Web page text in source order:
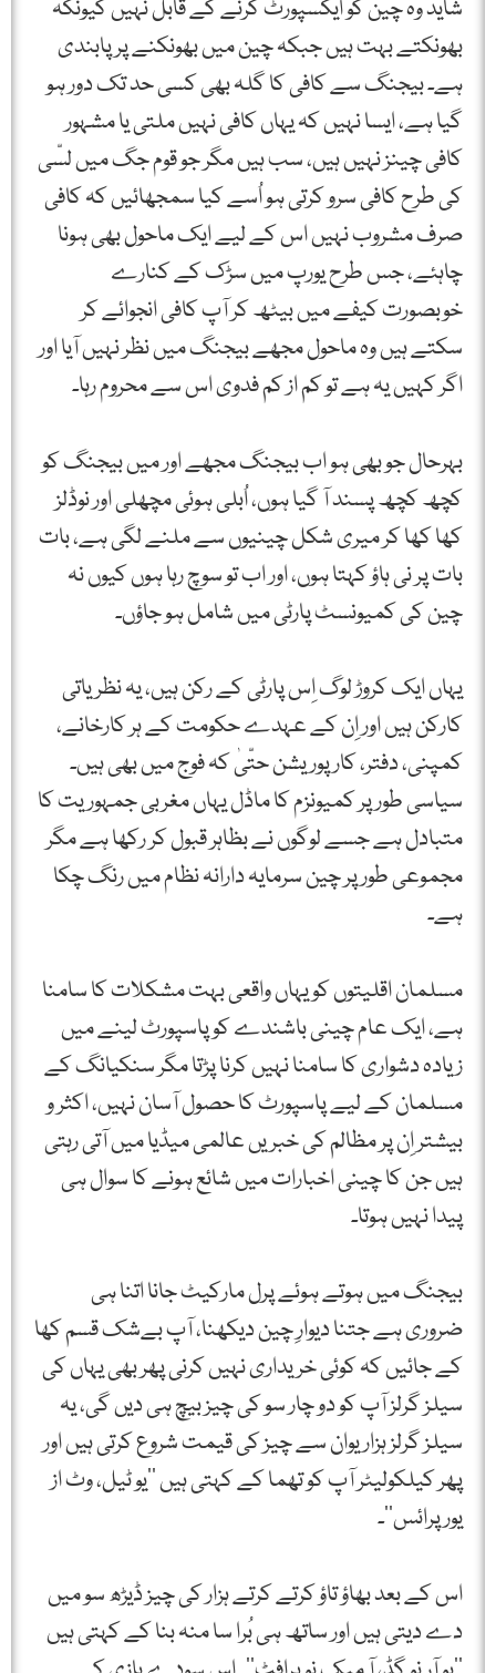
شاید وہ چین کو ایکسپورٹ کرنے کے قابل نہیں کیونکہ
بھونکتے بہت ہیں جبکہ چین میں بھونکنے پر پابندی
ہے۔ بیجنگ سے کافی کا گلہ بھی کسی حد تک دور ہو
گیا ہے، ایسا نہیں کہ یہاں کافی نہیں ملتی یا مشہور
کافی چینز نہیں ہیں، سب ہیں مگر جو قوم جگ میں لسّی
کی طرح کافی سرو کرتی ہو اُسے کیا سمجھائیں کہ کافی
صرف مشروب نہیں اس کے لیے ایک ماحول بھی ہونا
چاہئے، جس طرح یورپ میں سڑک کے کنارے
خوبصورت کیفے میں بیٹھ کر آپ کافی انجوائے کر
سکتے ہیں وہ ماحول مجھے بیجنگ میں نظر نہیں آیا اور
اگر کہیں یہ ہے تو کم از کم فدوی اس سے محروم رہا۔
بہرحال جو بھی ہو اب بیجنگ مجھے اور میں بیجنگ کو
کچھ کچھ پسند آ گیا ہوں، اُبلی ہوئی مچھلی اور نوڈلز
کھا کھا کر میری شکل چینیوں سے ملنے لگی ہے، بات
بات پر نی ہاؤ کہتا ہوں، اور اب تو سوچ رہا ہوں کیوں نہ
چین کی کمیونسٹ پارٹی میں شامل ہو جاؤں۔
یہاں ایک کروڑ لوگ اِس پارٹی کے رکن ہیں، یہ نظریاتی
کارکن ہیں اور اِن کے عہدے حکومت کے ہر کارخانے،
کمپنی، دفتر، کارپوریشن حتّیٰ کہ فوج میں بھی ہیں۔
سیاسی طور پر کمیونزم کا ماڈل یہاں مغربی جمہوریت کا
متبادل ہے جسے لوگوں نے بظاہر قبول کر رکھا ہے مگر
مجموعی طور پر چین سرمایہ دارانہ نظام میں رنگ چکا
ہے۔
مسلمان اقلیتوں کو یہاں واقعی بہت مشکلات کا سامنا
ہے، ایک عام چینی باشندے کو پاسپورٹ لینے میں
زیادہ دشواری کا سامنا نہیں کرنا پڑتا مگر سنکیانگ کے
مسلمان کے لیے پاسپورٹ کا حصول آسان نہیں، اکثر و
بیشتر اِن پر مظالم کی خبریں عالمی میڈیا میں آتی رہتی
ہیں جن کا چینی اخبارات میں شائع ہونے کا سوال ہی
پیدا نہیں ہوتا۔
بیجنگ میں ہوتے ہوئے پرل مارکیٹ جانا اتنا ہی
ضروری ہے جتنا دیوارِ چین دیکھنا، آپ بےشک قسم کھا
کے جائیں کہ کوئی خریداری نہیں کرنی پھر بھی یہاں کی
سیلز گرلز آپ کو دو چار سو کی چیز بیچ ہی دیں گی، یہ
سیلز گرلز ہزار یوان سے چیز کی قیمت شروع کرتی ہیں اور
پھر کیلکولیٹر آپ کو تھما کے کہتی ہیں ’’یو ٹیل، وٹ از
یور پرائس‘‘۔
اس کے بعد بھاؤ تاؤ کرتے کرتے ہزار کی چیز ڈیڑھ سو میں
دے دیتی ہیں اور ساتھ ہی بُرا سا منہ بنا کے کہتی ہیں